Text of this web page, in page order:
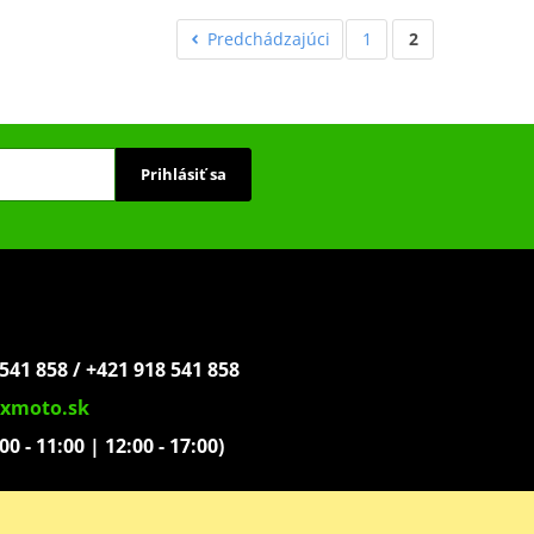
Predchádzajúci 1 2
Prihlásiť sa
858 / +421 918 541 858
- 11:00 | 12:00 - 17:00)